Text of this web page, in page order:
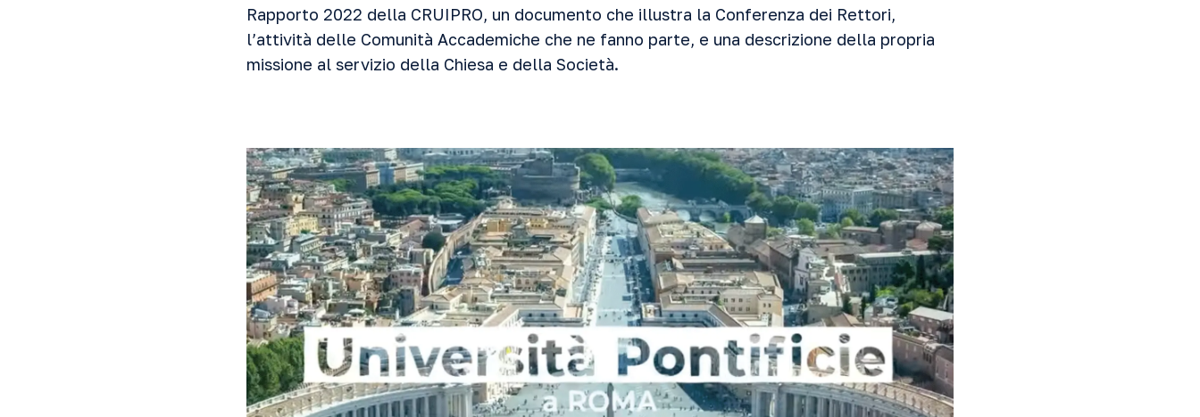
Rapporto 2022 della CRUIPRO, un documento che illustra la Conferenza dei Rettori,
l’attività delle Comunità Accademiche che ne fanno parte, e una descrizione della propria
missione al servizio della Chiesa e della Società.